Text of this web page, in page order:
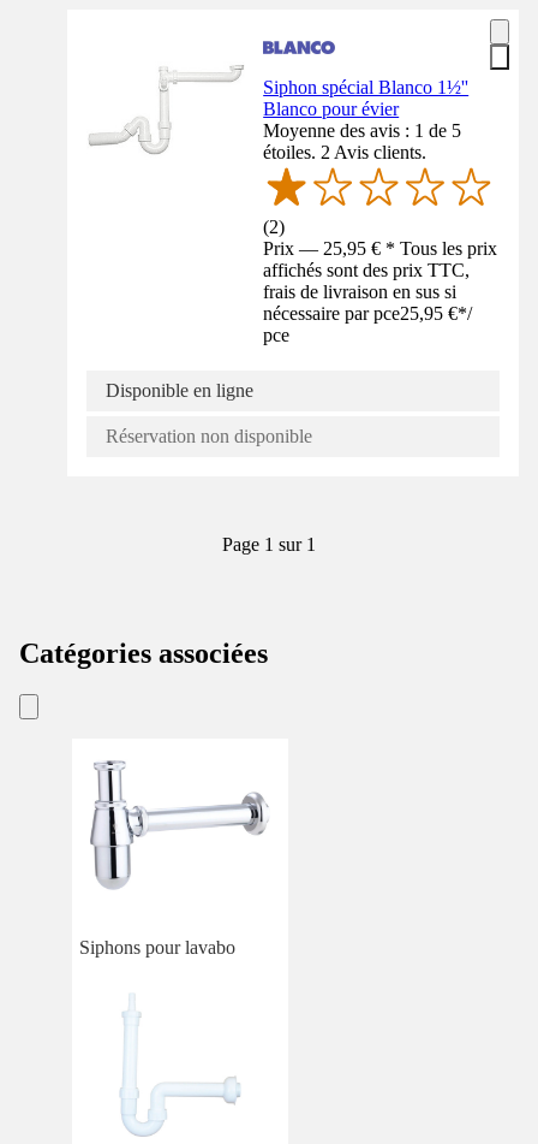
Siphon spécial Blanco 1½''
Blanco pour évier
Moyenne des avis : 1 de 5
étoiles. 2 Avis clients.
(2)
Prix — 25,95 € * Tous les prix
affichés sont des prix TTC,
frais de livraison en sus si
nécessaire par pce25,95 €*/
pce
Disponible en ligne
Réservation non disponible
Page 1 sur 1
Catégories associées
Siphons pour lavabo